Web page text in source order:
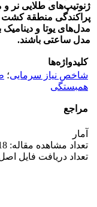
ژنوتیپ‌های طلایی نر
پراکندگی منطقة کشت
مدل‌های یوتا و
مدل ساعتی باشند.
کلیدواژه‌ها
شاخص نیاز سرمایی؛
همبستگی
مراجع
آمار
تعداد مشاهده مقاله: 1,818
تعداد دریافت فایل اصل